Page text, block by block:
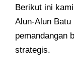
Berikut ini
Alun-Alun
pemandangan
strategis.